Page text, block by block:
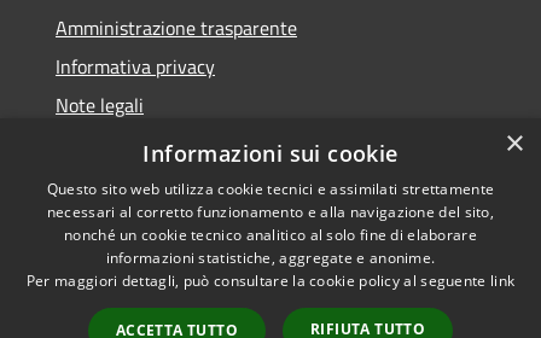
Amministrazione trasparente
Informativa privacy
Note legali
Dichiarazione di accessibilità
Accessibilità
Copyright © 2026 • Comune di
Tusa • Powered by
Municipium• Accesso
×
Informazioni sui cookie
Questo sito web utilizza cookie tecnici e assimilati strettamente
necessari al corretto funzionamento e alla navigazione del sito,
nonché un cookie tecnico analitico al solo fine di elaborare
informazioni statistiche, aggregate e anonime.
Per maggiori dettagli, può consultare la cookie policy al seguente link
ACCETTA TUTTO RIFIUTA TUTTO